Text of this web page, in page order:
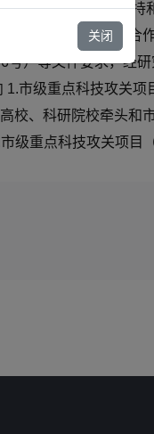
创新深度融合，支持
汉和万源）的科技合
）等文件要求，经
市级重点科技攻关项
校、科研院校牵头和
级重点科技攻关项目
关闭